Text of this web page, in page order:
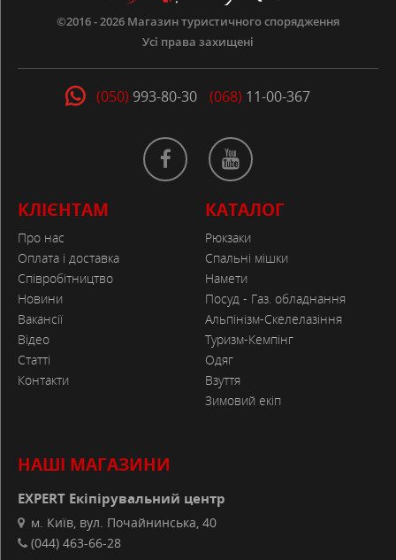
©2016 - 2026 Магазин туристичного спорядження
Усі права захищені
(050) 993-80-30 (068) 11-00-367
КЛІЄНТАМ
Про нас
Оплата і доставка
Співробітництво
Новини
Вакансії
Відео
Статті
Контакти
КАТАЛОГ
Рюкзаки
Спальні мішки
Намети
Посуд - Газ. обладнання
Альпінізм-Скелелазіння
Туризм-Кемпінг
Одяг
Взуття
Зимовий екіп
НАШІ МАГАЗИНИ
EXPERT Екіпірувальний центр
м. Київ, вул. Почайнинська, 40
(044) 463-66-28